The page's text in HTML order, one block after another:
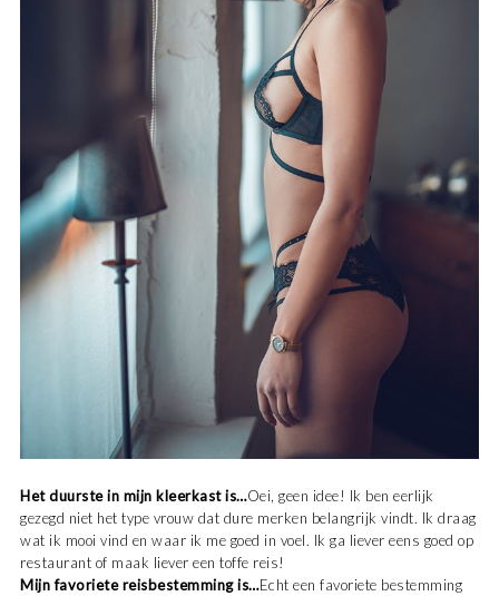
Het duurste in mijn kleerkast is…Oei, geen idee! Ik ben eerlijk
gezegd niet het type vrouw dat dure merken belangrijk vindt. Ik draag
wat ik mooi vind en waar ik me goed in voel. Ik ga liever eens goed op
restaurant of maak liever een toffe reis!
Mijn favoriete reisbestemming is…Echt een favoriete bestemming